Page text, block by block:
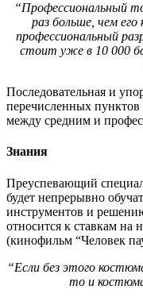
“Профессиональный
раз больше, чем его
профессиональный
стоит уже в 10 000
Последовательная и
перечисленных
между средним и
Знания
Преуспевающий
будет непрерывно
инструментов и
относится к ставкам на
(кинофильм “Человек
“Если без этого
то и